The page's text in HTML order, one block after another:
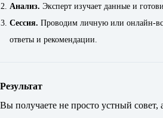
Анализ. Эксперт изучает данные и
Сессия. Проводим личную или онлайн-
ответы и рекомендации.
Результат
Вы получаете не просто устный совет,